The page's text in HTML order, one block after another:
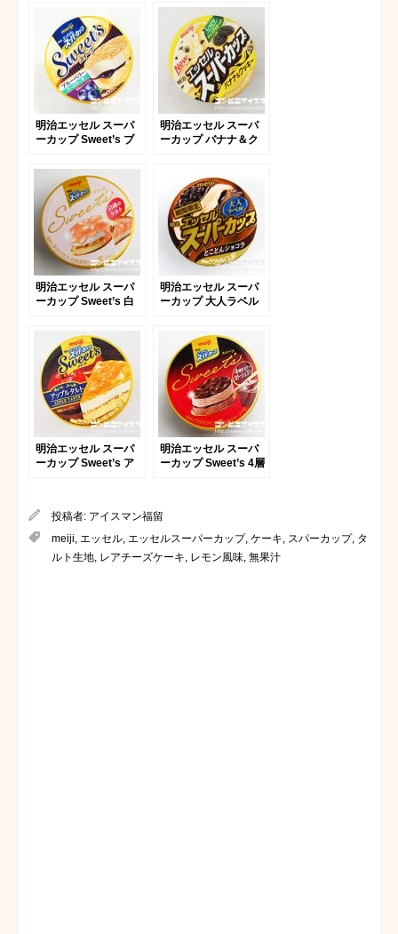
明治エッセル スーパ
ーカップ Sweet’s ブ
キ
明治エッセル スーパ
ーカップ バナナ＆ク
明治エッセル スーパ
ーカップ Sweet’s 白
明治エッセル スーパ
ーカップ 大人ラベル
明治エッセル スーパ
ーカップ Sweet’s ア
明治エッセル スーパ
ーカップ Sweet’s 4層
投稿者: アイスマン福留
meiji エッセル エッセルスーパーカップ, ケーキ スパーカップ, タ
ルト生地 レアチーズケーキ レモン風味 無果汁